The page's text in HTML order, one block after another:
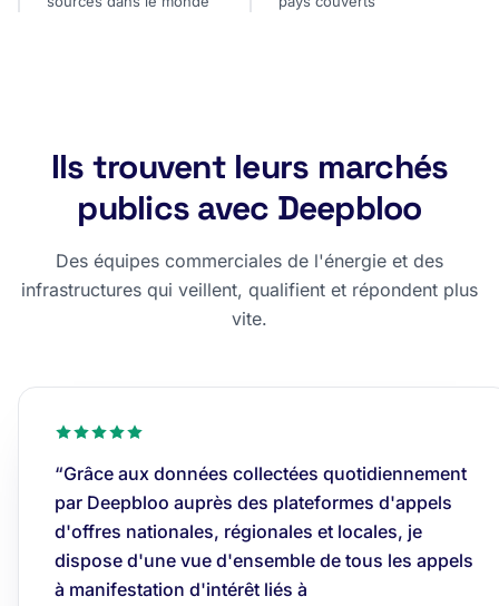
Ils trouvent leurs marchés
publics avec Deepbloo
Des équipes commerciales de l'énergie et des
infrastructures qui veillent, qualifient et répondent plus
vite.
“Grâce aux données collectées quotidiennement
par Deepbloo auprès des plateformes d'appels
d'offres nationales, régionales et locales, je
dispose d'une vue d'ensemble de tous les appels
à manifestation d'intérêt liés à